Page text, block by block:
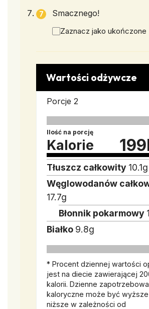
Smacznego!
Zaznacz jako ukończone
Wartości odżywcze
Porcje 2
Ilość na porcję
Kalorie 199
Tłuszcz całkowity 10.1g
Węglowodanów
17.7g
Błonnik pokarmowy
Białko 9.8g
* Procent dziennej wartości
jest na diecie zawierającej
kalorii. Dzienne
kaloryczne może być wyższe
niższe w zależności od